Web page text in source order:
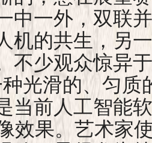
中一外，双联
机的共生，另
不少观众惊异
光滑的、匀质
当前人工智能
效果。艺术家